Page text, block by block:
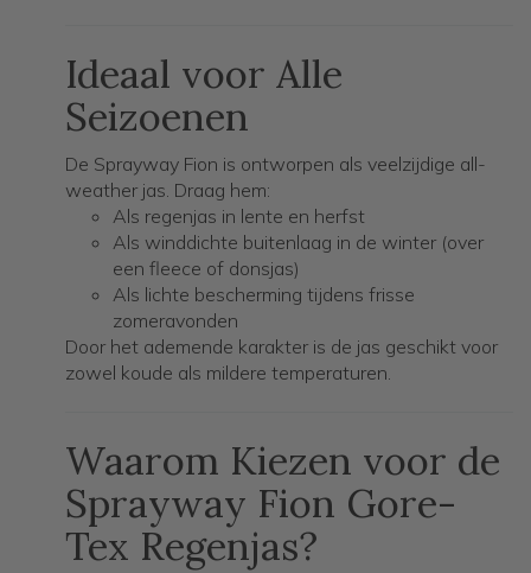
Ideaal voor Alle
Seizoenen
De Sprayway Fion is ontworpen als veelzijdige all-
weather jas. Draag hem:
Als regenjas in lente en herfst
Als winddichte buitenlaag in de winter (over
een fleece of donsjas)
Als lichte bescherming tijdens frisse
zomeravonden
Door het ademende karakter is de jas geschikt voor
zowel koude als mildere temperaturen.
Waarom Kiezen voor de
Sprayway Fion Gore-
Tex Regenjas?